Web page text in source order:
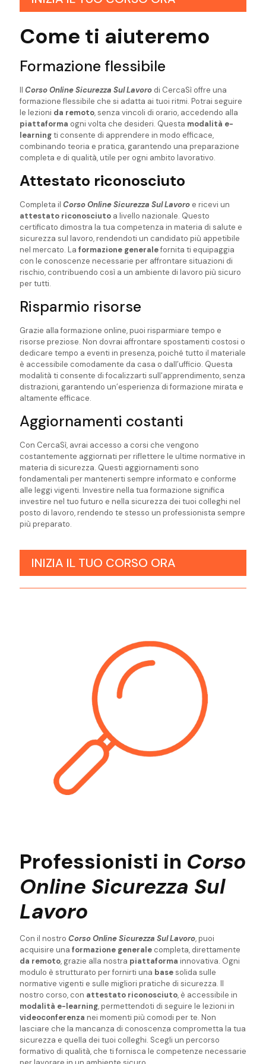
Come ti aiuteremo
Formazione flessibile
Il Corso Online Sicurezza Sul Lavoro di CercaSì offre una
formazione flessibile che si adatta ai tuoi ritmi. Potrai seguire
le lezioni da remoto, senza vincoli di orario, accedendo alla
piattaforma ogni volta che desideri. Questa modalità e-
learningti consente di apprendere in modo efficace,
combinando teoria e pratica, garantendo una preparazione
completa e di qualità, utile per ogni ambito lavorativo.
Attestato riconosciuto
Completa il Corso Online Sicurezza Sul Lavoro e ricevi un
attestato riconosciuto a livello nazionale. Questo
certificato dimostra la tua competenza in materia di salute e
sicurezza sul lavoro, rendendoti un candidato più appetibile
nel mercato. La formazione generalefornita ti equipaggia
con le conoscenze necessarie per affrontare situazioni di
rischio, contribuendo così a un ambiente di lavoro più sicuro
per tutti.
Risparmio risorse
Grazie alla formazione online, puoi risparmiare tempo e
risorse preziose. Non dovrai affrontare spostamenti costosi o
dedicare tempo a eventi in presenza, poiché tutto il materiale
è accessibile comodamente da casa o dall’ufficio. Questa
modalità ti consente di focalizzarti sull'apprendimento, senza
distrazioni, garantendo un’esperienza di formazione mirata e
altamente efficace.
Aggiornamenti costanti
Con CercaSì, avrai accesso a corsi che vengono
costantemente aggiornati per riflettere le ultime normative in
materia di sicurezza. Questi aggiornamenti sono
fondamentali per mantenerti sempre informato e conforme
alle leggi vigenti. Investire nella tua formazione significa
investire nel tuo futuro e nella sicurezza dei tuoi colleghi nel
posto di lavoro, rendendo te stesso un professionista sempre
più preparato.
INIZIA IL TUO CORSO ORA
Professionisti in Corso
Online Sicurezza Sul
Lavoro
Con il nostro Corso Online Sicurezza Sul Lavoro, puoi
acquisire una formazione generale completa, direttamente
da remoto, grazie alla nostra piattaforma innovativa. Ogni
modulo è strutturato per fornirti una basesolida sulle
normative vigenti e sulle migliori pratiche di sicurezza. Il
nostro corso, con attestato riconosciuto, è accessibile in
modalità e-learning, permettendoti di seguire le lezioni in
videoconferenza nei momenti più comodi per te. Non
lasciare che la mancanza di conoscenza comprometta la tua
sicurezza e quella dei tuoi colleghi. Scegli un percorso
formativo di qualità, che ti fornisca le competenze necessarie